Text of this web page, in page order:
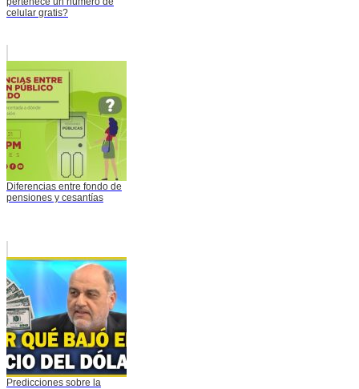
celular gratis?
Diferencias entre fondo de
pensiones y cesantías
Predicciones sobre la